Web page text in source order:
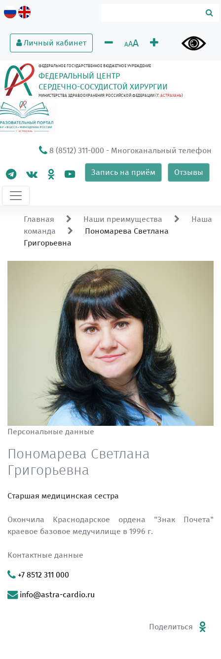
Личный кабинет AAA
ФЕДЕРАЛЬНОЕ ГОСУДАРСТВЕННОЕ БЮДЖЕТНОЕ УЧРЕЖДЕНИЕ
ФЕДЕРАЛЬНЫЙ ЦЕНТР
СЕРДЕЧНО-СОСУДИСТОЙ ХИРУРГИИ
МИНИСТЕРСТВА ЗДРАВООХРАНЕНИЯ РОССИЙСКОЙ ФЕДЕРАЦИИ (Г. АСТРАХАНЬ)
8 (8512) 311-000 - Многоканальный телефон
Запись на приём Отзывы
Главная Наши преимущества
Наша
команда
Пономарева Светлана
Григорьевна
Персональные данные
Пономарева Светлана
Григорьевна
Старшая медицинская сестра
Окончила Краснодарское ордена "Знак Почета"
краевое базовое медучилище в 1996 г.
Контактные данные
+7 8512 311 000
info@astra-cardio.ru
Поделиться